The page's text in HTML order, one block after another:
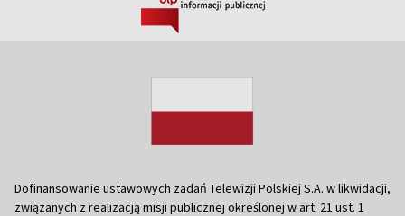
Dofinansowanie ustawowych zadań Telewizji Polskiej S.A. w likwidacji,
związanych z realizacją misji publicznej określonej w art. 21 ust. 1